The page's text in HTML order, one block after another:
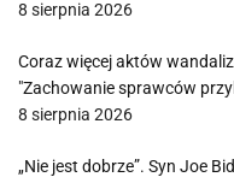
8 sierpnia 2026
Coraz więcej aktów
"Zachowanie sprawców
8 sierpnia 2026
„Nie jest dobrze”. Syn Joe